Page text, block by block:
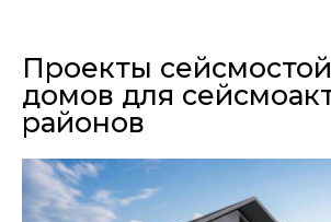
Проекты
домов для
районов